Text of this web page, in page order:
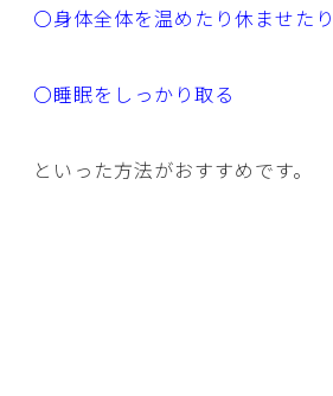
〇身体全体を温めたり休ませた
〇睡眠をしっかり取る
といった方法がおすすめです。